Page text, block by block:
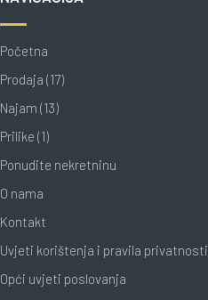
Početna
Prodaja (17)
Najam (13)
Prilike (1)
Ponudite nekretninu
O nama
Kontakt
Uvjeti korištenja i pravila privatnosti
Opći uvjeti poslovanja